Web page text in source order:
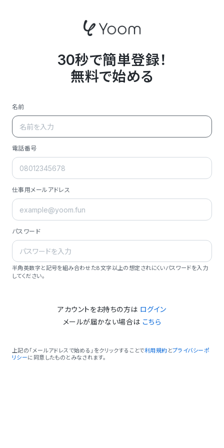
30秒で簡単登録！
無料で始める
名前
電話番号
仕事用メールアドレス
パスワード
半角英数字と記号を組み合わせた8文字以上の想定されにくいパスワードを入力
してください。
アカウントをお持ちの方は ログイン
メールが届かない場合は こちら
上記の「メールアドレスで始める」をクリックすることで利用規約 とプライバシーポ
リシーに同意したものとみなされます。